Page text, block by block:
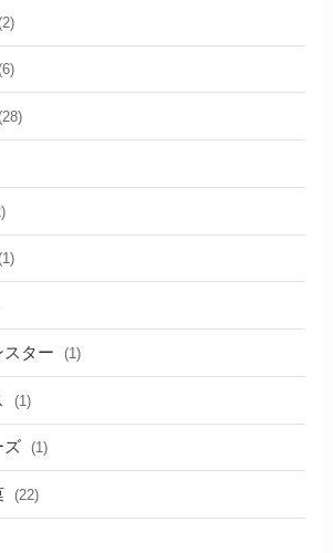
スター (1)
(1)
ズ (1)
(22)